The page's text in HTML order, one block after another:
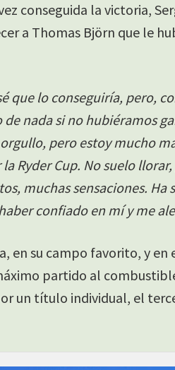
conseguida la victoria,
a Thomas Björn que le
que lo conseguiría, pero,
nada si no hubiéramos
pero estoy mucho
Ryder Cup. No suelo
muchas sensaciones.
confiado en mí y me
en su campo favorito, y
partido al
un título individual, el